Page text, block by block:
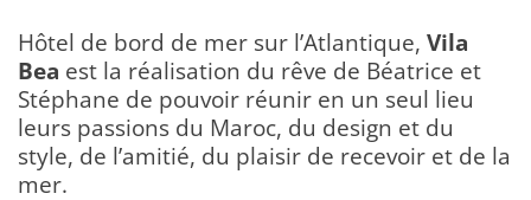
Hôtel de bord de mer sur l’Atlantique, Vila
Bea est la réalisation du rêve de Béatrice et
Stéphane de pouvoir réunir en un seul lieu
leurs passions du Maroc, du design et du
style, de l’amitié, du plaisir de recevoir et de la
mer.